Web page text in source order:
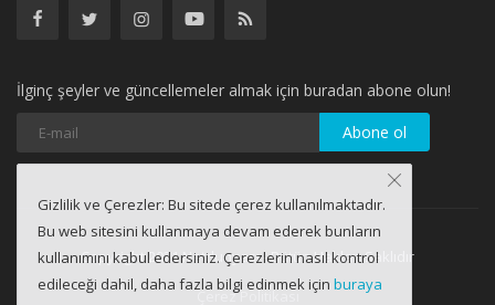
İlginç şeyler ve güncellemeler almak için buradan abone olun!
Abone ol
Copyright 2021 Netdunyası - Bütün Hakları Saklıdır
Çerez Politikası
Gizlilik ve Çerezler: Bu sitede çerez kullanılmaktadır.
Bu web sitesini kullanmaya devam ederek bunların
kullanımını kabul edersiniz. Çerezlerin nasıl kontrol
edileceği dahil, daha fazla bilgi edinmek için buraya